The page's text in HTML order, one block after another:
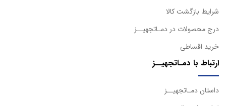
شرایط بازگشت کالا
درج محصولات در دمـاتجهیــز
خرید اقساطی
ارتباط با دمـاتجهیــز
داستان دمـاتجهیــز